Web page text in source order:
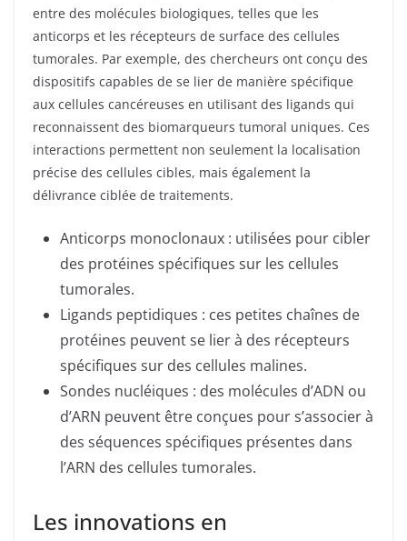
entre des molécules biologiques, telles que les
anticorps et les récepteurs de surface des cellules
tumorales. Par exemple, des chercheurs ont conçu des
dispositifs capables de se lier de manière spécifique
aux cellules cancéreuses en utilisant des ligands qui
reconnaissent des biomarqueurs tumoral uniques. Ces
interactions permettent non seulement la localisation
précise des cellules cibles, mais également la
délivrance ciblée de traitements.
Anticorps monoclonaux : utilisées pour cibler
des protéines spécifiques sur les cellules
tumorales.
Ligands peptidiques : ces petites chaînes de
protéines peuvent se lier à des récepteurs
spécifiques sur des cellules malines.
Sondes nucléiques : des molécules d’ADN ou
d’ARN peuvent être conçues pour s’associer à
des séquences spécifiques présentes dans
l’ARN des cellules tumorales.
Les innovations en